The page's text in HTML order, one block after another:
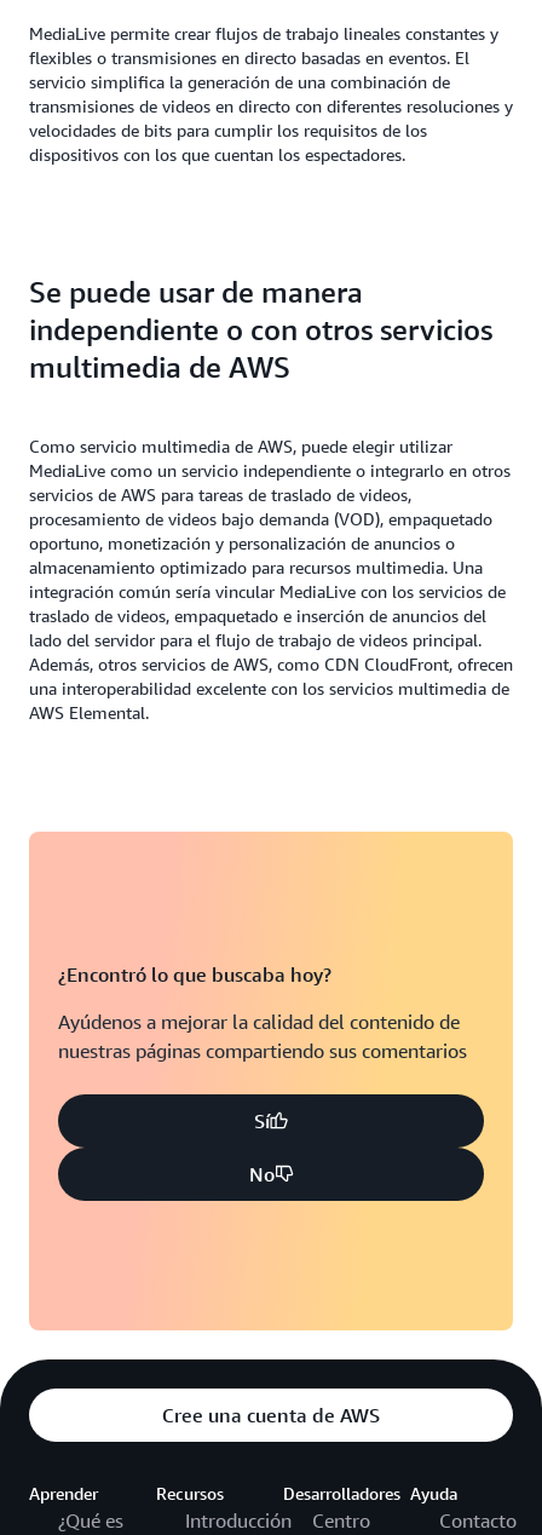
MediaLive permite crear flujos de trabajo lineales constantes y
flexibles o transmisiones en directo basadas en eventos. El
servicio simplifica la generación de una combinación de
transmisiones de videos en directo con diferentes resoluciones y
velocidades de bits para cumplir los requisitos de los
dispositivos con los que cuentan los espectadores.
Se puede usar de manera
independiente o con otros servicios
multimedia de AWS
Como servicio multimedia de AWS, puede elegir utilizar
MediaLive como un servicio independiente o integrarlo en otros
servicios de AWS para tareas de traslado de videos,
procesamiento de videos bajo demanda (VOD), empaquetado
oportuno, monetización y personalización de anuncios o
almacenamiento optimizado para recursos multimedia. Una
integración común sería vincular MediaLive con los servicios de
traslado de videos, empaquetado e inserción de anuncios del
lado del servidor para el flujo de trabajo de videos principal.
Además, otros servicios de AWS, como CDN CloudFront, ofrecen
una interoperabilidad excelente con los servicios multimedia de
AWS Elemental.
¿Encontró lo que buscaba hoy?
Ayúdenos a mejorar la calidad del contenido de
nuestras páginas compartiendo sus comentarios
Sí
No
Cree una cuenta de AWS
Aprender
¿Qué es
Recursos
Introducción
Desarrolladores
Centro
Ayuda
Contacto